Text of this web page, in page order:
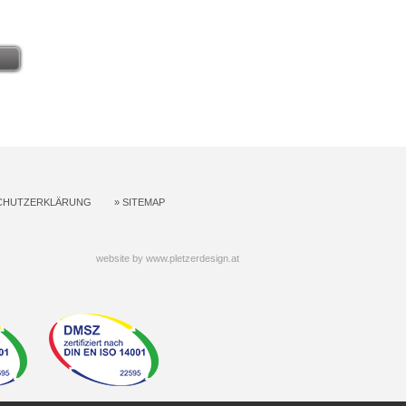
» SITEMAP
website by www.pletzerdesign.at